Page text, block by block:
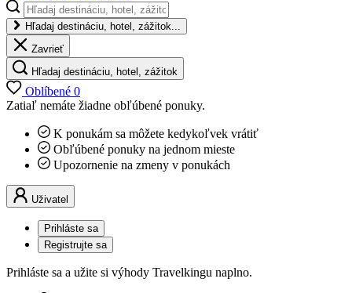
Hľadaj destináciu, hotel, zážitok...
Zavrieť
Hľadaj destináciu, hotel, zážitok
Oblíbené 0
Zatiaľ nemáte žiadne obľúbené ponuky.
K ponukám sa môžete kedykoľvek vrátiť
Obľúbené ponuky na jednom mieste
Upozornenie na zmeny v ponukách
Uživatel
Prihláste sa
Registrujte sa
Prihláste sa a užite si výhody Travelkingu naplno.